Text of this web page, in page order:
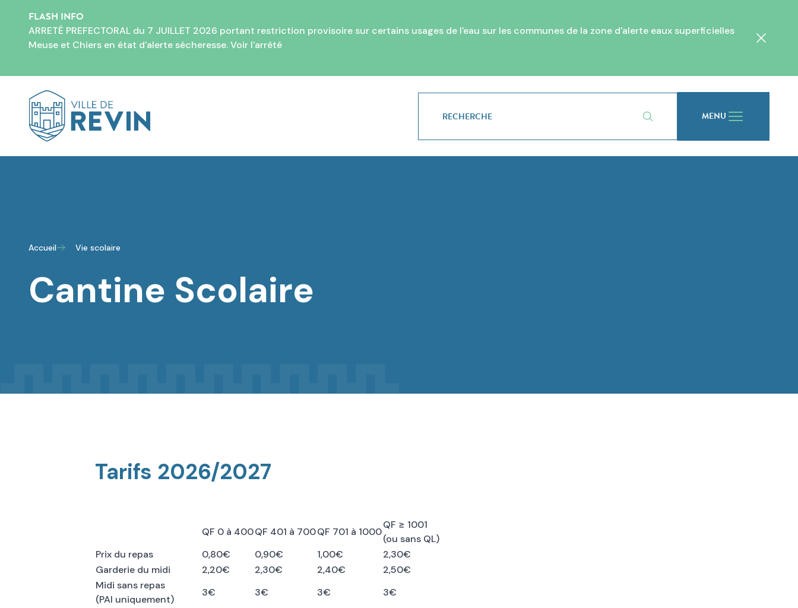
FLASH INFO
ARRETÉ PREFECTORAL du 7 JUILLET 2026 portant restriction provisoire sur certains usages de l'eau sur les communes de la zone d'alerte eaux superficielles
Meuse et Chiers en état d'alerte sécheresse. Voir l'arrêté
MENU
Accueil Vie scolaire
Cantine Scolaire
Tarifs 2026/2027
QF 0 à 400QF 401 à 700QF 701 à 1000
QF ≥ 1001
(ou sans QL)
Prix du repas
0,80€ 0,90€ 1,00€
2,30€
Garderie du midi
2,20€ 2,30€ 2,40€
2,50€
Midi sans repas
(PAI uniquement)
3€ 3€ 3€
3€